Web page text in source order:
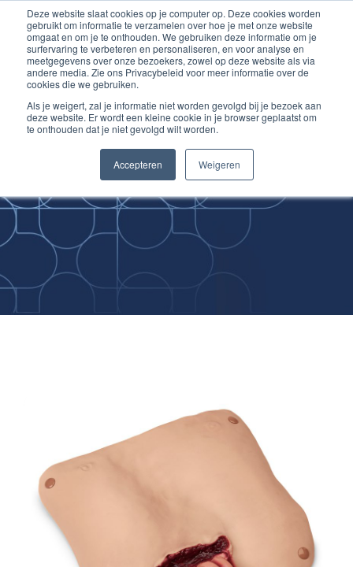
Deze website slaat cookies op je computer op. Deze cookies worden
gebruikt om informatie te verzamelen over hoe je met onze website
omgaat en om je te onthouden. We gebruiken deze informatie om je
surfervaring te verbeteren en personaliseren, en voor analyse en
meetgegevens over onze bezoekers, zowel op deze website als via
andere media. Zie ons Privacybeleid voor meer informatie over de
cookies die we gebruiken.
Als je weigert, zal je informatie niet worden gevolgd bij je bezoek aan
deze website. Er wordt een kleine cookie in je browser geplaatst om
te onthouden dat je niet gevolgd wilt worden.
Accepteren Weigeren
Inloggen account
Ga
naar
de
inhoud
Improving
Medical Skills